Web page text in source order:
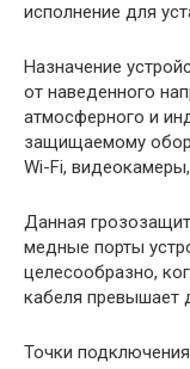
исполнение для
Назначение
от наведенного
атмосферного и
защищаемому
Wi-Fi,
Данная
медные порты
целесообразно,
кабеля превышает
Точки